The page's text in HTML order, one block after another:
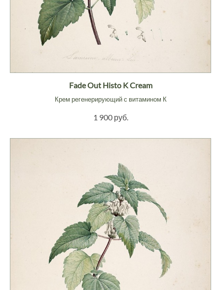
Fade Out Histo K Cream
Крем регенерирующий с витамином К
1 900 руб.